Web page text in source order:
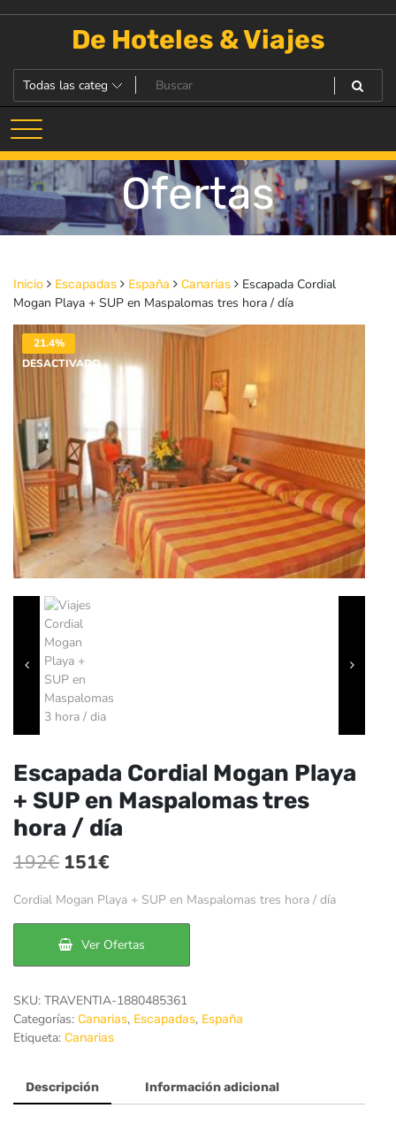
De Hoteles & Viajes
Ofertas
Inicio Escapadas España Canarias
Escapada Cordial
Mogan Playa + SUP en Maspalomas tres hora / día
21.4%
DESACTIVADO
Escapada Cordial Mogan Playa
+ SUP en Maspalomas tres
hora / día
192€ El
precio
era:
192€.
151€
precio
es:
151€.
Cordial Mogan Playa + SUP en Maspalomas tres hora / día
Ver Ofertas
SKU: TRAVENTIA-1880485361
Categorías: Canarias, Escapadas, España
Etiqueta: Canarias
Descripción Información adicional